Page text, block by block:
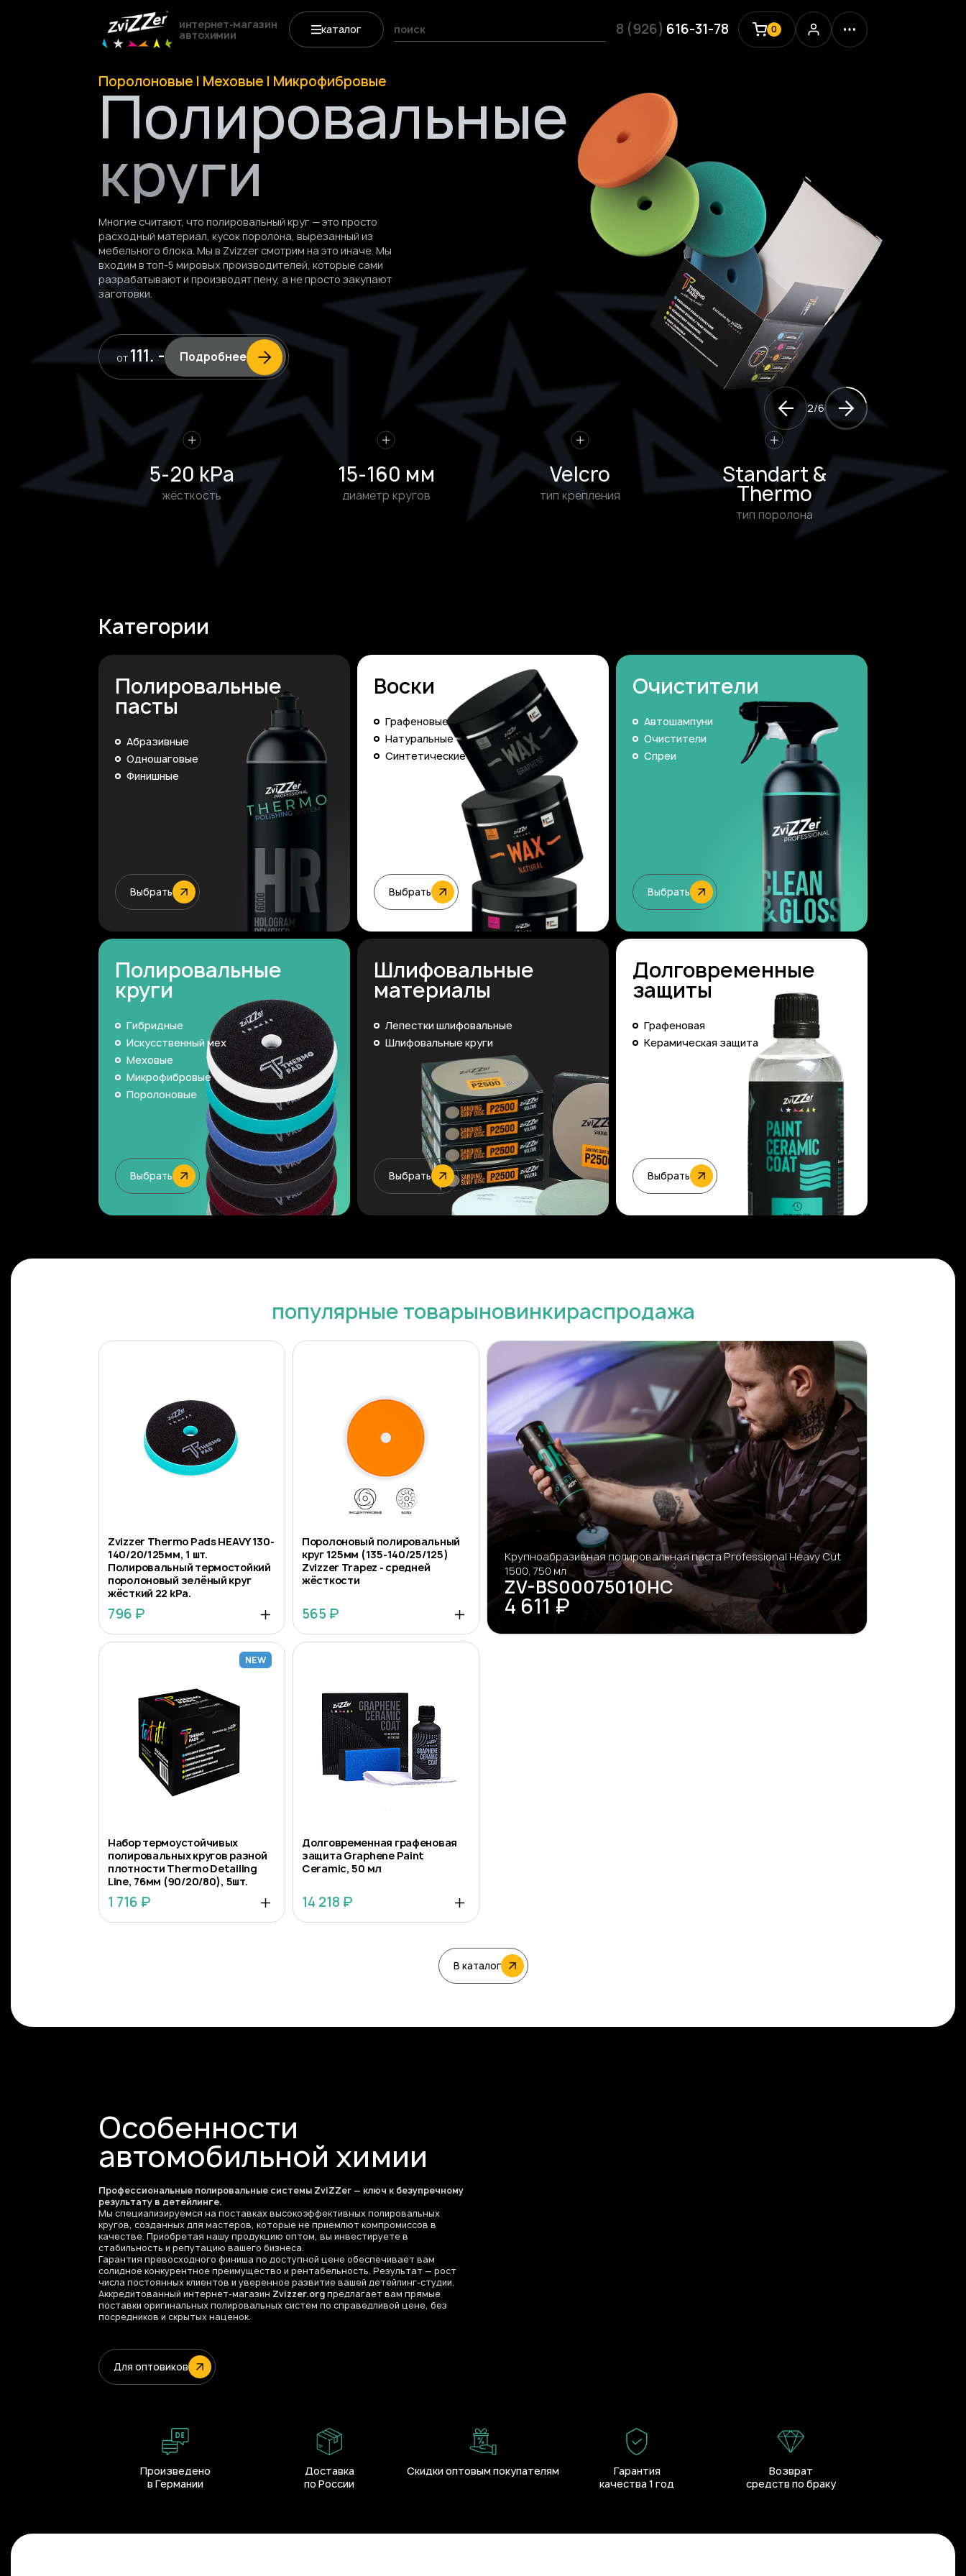
интернет-магазин
автохимии каталог 8 (926) 616-31-78 0
Поролоновые | Меховые | Микрофибровые
Полировальные
круги
Многие считают, что полировальный круг — это просто
расходный материал, кусок поролона, вырезанный из
мебельного блока. Мы в Zvizzer смотрим на это иначе. Мы
входим в топ-5 мировых производителей, которые сами
разрабатывают и производят пену, а не просто закупают
заготовки.
от 111. - Подробнее
5-20 kPa
жёсткость
15-160 мм
диаметр кругов
Velcro
тип крепления
Standart &
Thermo
тип поролона
2/6
Категории
Полировальные
пасты
Абразивные
Одношаговые
Финишные
Выбрать
Воски
Графеновые
Натуральные
Синтетические
Выбрать
Очистители
Автошампуни
Очистители
Спреи
Выбрать
Полировальные
круги
Гибридные
Искусственный мех
Меховые
Микрофибровые
Поролоновые
Выбрать
Шлифовальные
материалы
Лепестки шлифовальные
Шлифовальные круги
Выбрать
Долговременные
защиты
Графеновая
Керамическая защита
Выбрать
популярные товарыновинкираспродажа
Zvizzer Thermo Pads HEAVY 130-
140/20/125мм, 1 шт.
Полировальный термостойкий
поролоновый зелёный круг
жёсткий 22 kPa.
796 ₽
Поролоновый полировальный
круг 125мм (135-140/25/125)
Zvizzer Trapez - средней
жёсткости
565 ₽
Крупноабразивная полировальная паста Professional Heavy Cut
1500, 750 мл
ZV-BS00075010HC
4 611 ₽
NEW
Набор термоустойчивых
полировальных кругов разной
плотности Thermo Detailing
Line, 76мм (90/20/80), 5шт.
1 716 ₽
Долговременная графеновая
защита Graphene Paint
Ceramic, 50 мл
14 218 ₽
В каталог
Особенности
автомобильной химии
Профессиональные полировальные системы ZviZZer — ключ к безупречному
результату в детейлинге.
Мы специализируемся на поставках высокоэффективных полировальных
кругов, созданных для мастеров, которые не приемлют компромиссов в
качестве. Приобретая нашу продукцию оптом, вы инвестируете в
стабильность и репутацию вашего бизнеса.
Гарантия превосходного финиша по доступной цене обеспечивает вам
солидное конкурентное преимущество и рентабельность. Результат — рост
числа постоянных клиентов и уверенное развитие вашей детейлинг-студии.
Аккредитованный интернет-магазин Zvizzer.orgпредлагает вам прямые
поставки оригинальных полировальных систем по справедливой цене, без
посредников и скрытых наценок.
Для оптовиков
Произведено
в Германии
Доставка
по России
Скидки оптовым покупателям
Гарантия
качества 1 год
Возврат
средств по браку